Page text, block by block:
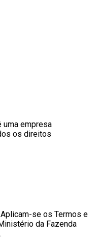
uma empresa
os direitos
se os Termos e
da Fazenda